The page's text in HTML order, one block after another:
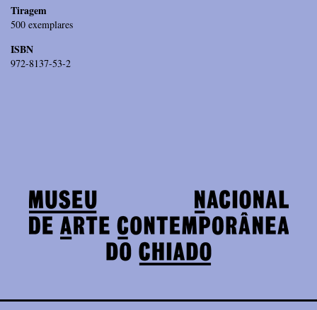
Tiragem
500 exemplares
ISBN
972-8137-53-2